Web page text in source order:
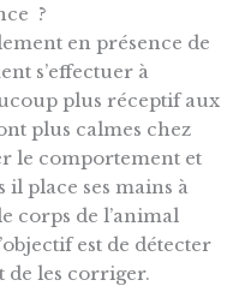
?
en présence de
s’effectuer à
plus réceptif aux
plus calmes chez
le comportement et
il place ses mains à
corps de l’animal
est de détecter
de les corriger.